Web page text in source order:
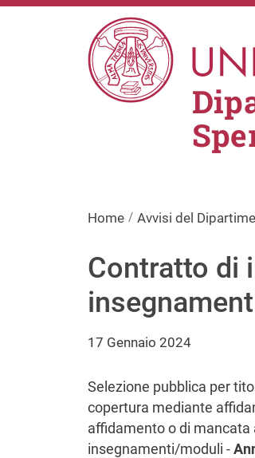
Salta al contenuto principale
Home Avvisi del
Contratto di
17 Gennaio 2024
Selezione pubblica per
copertura mediante
affidamento o di
insegnamenti/moduli -